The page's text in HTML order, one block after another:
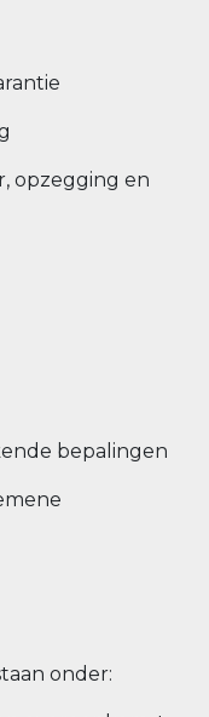
opzegging en
bepalingen
onder: